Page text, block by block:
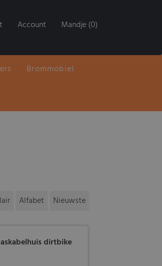
Account Mandje (0)
Brommobiel
Alfabet Nieuwste
dirtbike